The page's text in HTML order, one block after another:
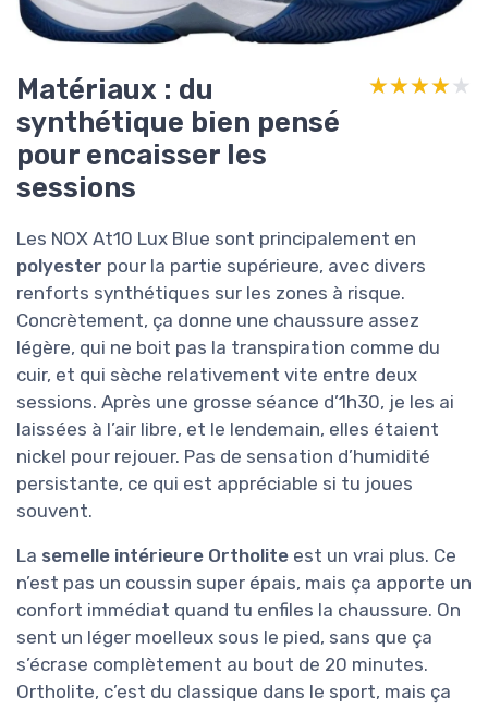
Matériaux : du
synthétique bien pensé
pour encaisser les
sessions
★★★★★
★★★★★
Les NOX At10 Lux Blue sont principalement en
polyester pour la partie supérieure, avec divers
renforts synthétiques sur les zones à risque.
Concrètement, ça donne une chaussure assez
légère, qui ne boit pas la transpiration comme du
cuir, et qui sèche relativement vite entre deux
sessions. Après une grosse séance d’1h30, je les ai
laissées à l’air libre, et le lendemain, elles étaient
nickel pour rejouer. Pas de sensation d’humidité
persistante, ce qui est appréciable si tu joues
souvent.
La semelle intérieure Ortholite est un vrai plus. Ce
n’est pas un coussin super épais, mais ça apporte un
confort immédiat quand tu enfiles la chaussure. On
sent un léger moelleux sous le pied, sans que ça
s’écrase complètement au bout de 20 minutes.
Ortholite, c’est du classique dans le sport, mais ça